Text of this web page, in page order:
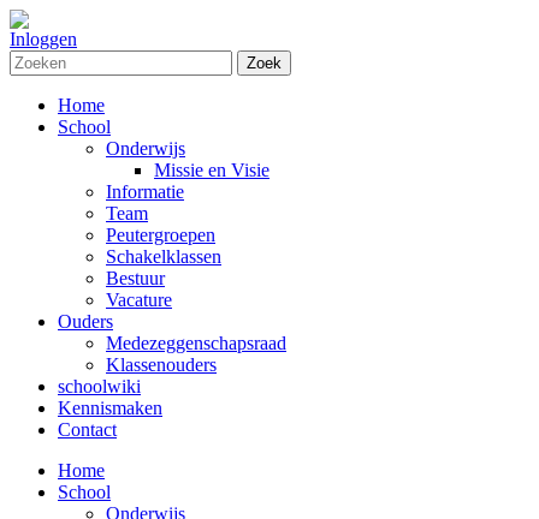
Inloggen
Zoek
Home
School
Onderwijs
Missie en Visie
Informatie
Team
Peutergroepen
Schakelklassen
Bestuur
Vacature
Ouders
Medezeggenschapsraad
Klassenouders
schoolwiki
Kennismaken
Contact
Home
School
Onderwijs